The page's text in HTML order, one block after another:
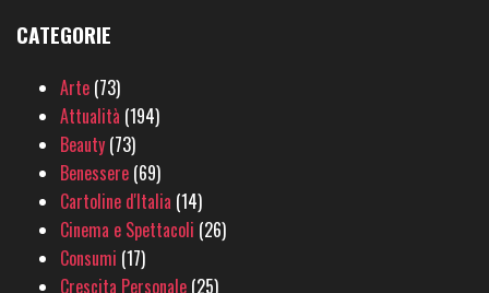
CATEGORIE
Arte (73)
Attualità (194)
Beauty (73)
Benessere (69)
Cartoline d'Italia (14)
Cinema e Spettacoli (26)
Consumi (17)
Crescita Personale (25)